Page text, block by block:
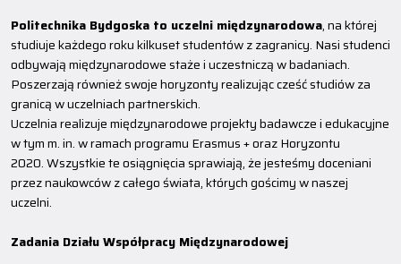
Politechnika Bydgoska to uczelni międzynarodowa, na której
studiuje każdego roku kilkuset studentów z zagranicy. Nasi studenci
odbywają międzynarodowe staże i uczestniczą w badaniach.
Poszerzają również swoje horyzonty realizując cześć studiów za
granicą w uczelniach partnerskich.
Uczelnia realizuje międzynarodowe projekty badawcze i edukacyjne
w tym m. in. w ramach programu Erasmus + oraz Horyzontu
2020. Wszystkie te osiągnięcia sprawiają, że jesteśmy doceniani
przez naukowców z całego świata, których gościmy w naszej
uczelni.
Zadania Działu Współpracy Międzynarodowej